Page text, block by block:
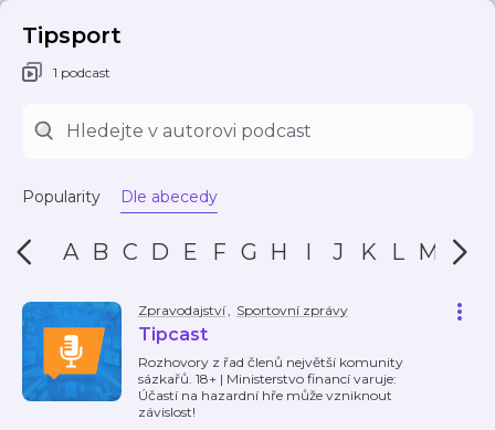
Tipsport
1 podcast
Popularity Dle abecedy
A B C D E F G H I J K L M N
Zpravodajství, Sportovní zprávy
Tipcast
Rozhovory z řad členů největší komunity
sázkařů. 18+ | Ministerstvo financí varuje:
Účastí na hazardní hře může vzniknout
závislost!